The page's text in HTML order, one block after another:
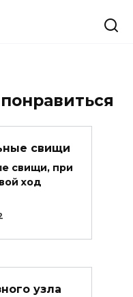
свищи
свищи, при
ход
узла